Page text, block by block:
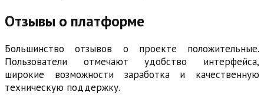
Отзывы о платформе
Большинство отзывов о проекте положительные.
Пользователи отмечают удобство интерфейса,
широкие возможности заработка и качественную
техническую поддержку.